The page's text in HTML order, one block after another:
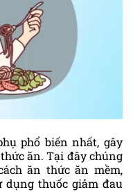
phổ biến nhất, gây
ăn. Tại đây chúng
ăn thức ăn mềm,
dụng thuốc giảm đau